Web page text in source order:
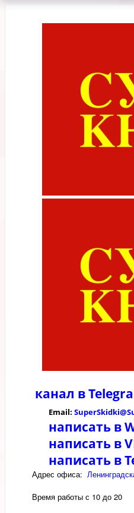
канал в
Email:
написать в
написать в
написать в
Адрес офиса:
Время работы с 10 до 20